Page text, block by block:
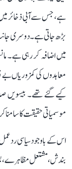
ہے، جس سے آبی ذخائر
بڑھ جاتی ہے۔ دوسری جانب
میں اضافہ کر رہی ہے۔
معاہدوں کی کمزوریاں بے
کیے گئے تھے۔ بیسویں
موسمیاتی حقیقت کا
اس کے باوجود سیاسی
بندش، مشتعل مظاہرے،